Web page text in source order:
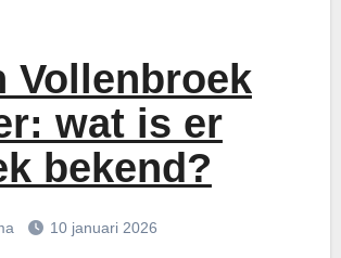
Vollenbroek
wat is er
bekend?
10 januari 2026